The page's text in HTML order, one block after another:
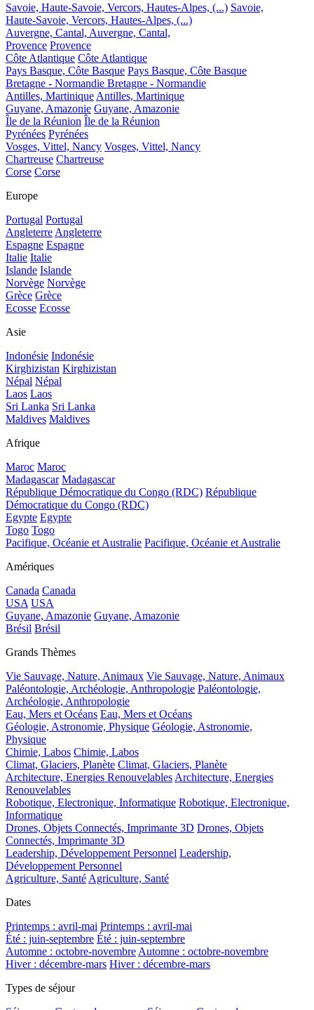
Savoie, Haute-Savoie, Vercors, Hautes-Alpes, (...) Savoie,
Haute-Savoie, Vercors, Hautes-Alpes, (...)
Auvergne, Cantal, Auvergne, Cantal,
Provence Provence
Côte Atlantique Côte Atlantique
Pays Basque, Côte Basque Pays Basque, Côte Basque
Bretagne - Normandie Bretagne - Normandie
Antilles, Martinique Antilles, Martinique
Guyane, Amazonie Guyane, Amazonie
Île de la Réunion Île de la Réunion
Pyrénées Pyrénées
Vosges, Vittel, Nancy Vosges, Vittel, Nancy
Chartreuse Chartreuse
Corse Corse
Europe
Portugal Portugal
Angleterre Angleterre
Espagne Espagne
Italie Italie
Islande Islande
Norvège Norvège
Grèce Grèce
Ecosse Ecosse
Asie
Indonésie Indonésie
Kirghizistan Kirghizistan
Népal Népal
Laos Laos
Sri Lanka Sri Lanka
Maldives Maldives
Afrique
Maroc Maroc
Madagascar Madagascar
République Démocratique du Congo (RDC) République
Démocratique du Congo (RDC)
Egypte Egypte
Togo Togo
Pacifique, Océanie et Australie Pacifique, Océanie et Australie
Amériques
Canada Canada
USA USA
Guyane, Amazonie Guyane, Amazonie
Brésil Brésil
Grands Thèmes
Vie Sauvage, Nature, Animaux Vie Sauvage, Nature, Animaux
Paléontologie, Archéologie, Anthropologie Paléontologie,
Archéologie, Anthropologie
Eau, Mers et Océans Eau, Mers et Océans
Géologie, Astronomie, Physique Géologie, Astronomie,
Physique
Chimie, Labos Chimie, Labos
Climat, Glaciers, Planète Climat, Glaciers, Planète
Architecture, Energies Renouvelables Architecture, Energies
Renouvelables
Robotique, Electronique, Informatique Robotique, Electronique,
Informatique
Drones, Objets Connectés, Imprimante 3D Drones, Objets
Connectés, Imprimante 3D
Leadership, Développement Personnel Leadership,
Développement Personnel
Agriculture, Santé Agriculture, Santé
Dates
Printemps : avril-mai Printemps : avril-mai
Été : juin-septembre Été : juin-septembre
Automne : octobre-novembre Automne : octobre-novembre
Hiver : décembre-mars Hiver : décembre-mars
Types de séjour